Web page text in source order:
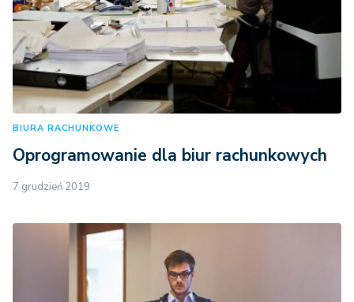
BIURA RACHUNKOWE
Oprogramowanie dla biur rachunkowych
7 grudzień 2019